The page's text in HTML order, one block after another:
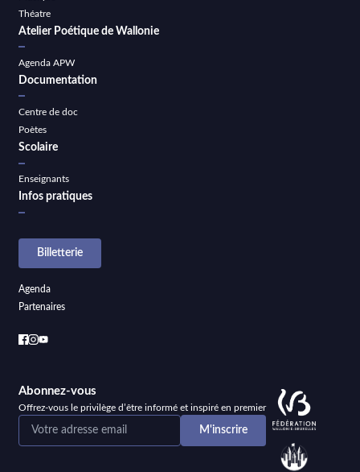
Théatre
Atelier Poétique de Wallonie
Agenda APW
Documentation
Centre de doc
Poètes
Scolaire
Enseignants
Infos pratiques
Billetterie
Agenda
Partenaires
Abonnez-vous
Offrez-vous le privilège d’être informé et inspiré en premier